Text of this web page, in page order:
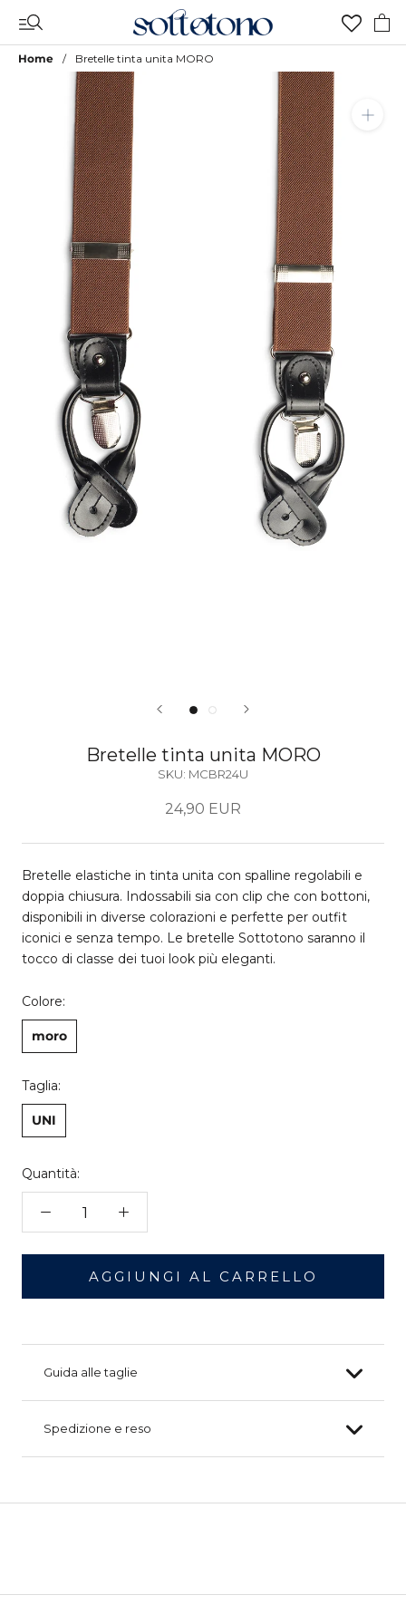
contenuto
Home Bretelle tinta unita MORO
Aggiungi a Lista Desideri
Bretelle tinta unita MORO
SKU: MCBR24U
24,90 EUR
Bretelle elastiche in tinta unita con spalline regolabili e
doppia chiusura. Indossabili sia con clip che con bottoni,
disponibili in diverse colorazioni e perfette per outfit
iconici e senza tempo. Le bretelle Sottotono saranno il
tocco di classe dei tuoi look più eleganti.
Colore:
moro
Taglia:
UNI
Quantità:
AGGIUNGI AL CARRELLO
Guida alle taglie
Spedizione e reso